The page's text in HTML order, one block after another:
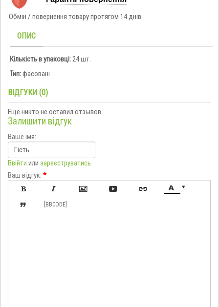
Обмін / повернення товару протягом 14 днів
ОПИС
Кількість в упаковці: 24 шт.
Тип:фасовані
ВІДГУКИ (0)
Ещё никто не оставил отзывов.
Залишити відгук
Ваше імя:
Ввійти или зареєструватись
Ваш відгук: *

     
 [BBCODE]